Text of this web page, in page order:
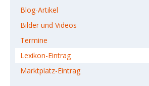
Blog-Artikel
Bilder und Videos
Termine
Lexikon-Eintrag
Marktplatz-Eintrag